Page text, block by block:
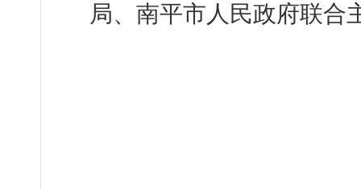
局、南平市人民政府联合